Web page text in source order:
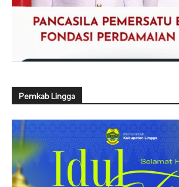
Pemkab Lingga